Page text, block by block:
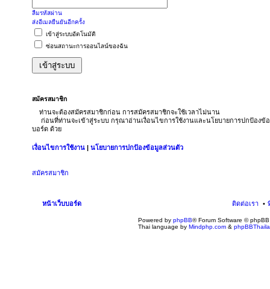
ลืมรหัสผ่าน
ส่งอีเมลยืนยันอีกครั้ง
เข้าสู่ระบบอัตโนมัติ
ซ่อนสถานะการออนไลน์ของฉัน
สมัครสมาชิก
ท่านจะต้องสมัครสมาชิกก่อน การสมัครสมาชิกจะใช้เวลาไม่นาน
ก่อนที่ท่านจะเข้าสู่ระบบ กรุณาอ่านเงื่อนไขการใช้งานและนโยบายการปกป้อง
บอร์ด ด้วย
เงื่อนไขการใช้งาน | นโยบายการปกป้องข้อมูลส่วนตัว
สมัครสมาชิก
หน้าเว็บบอร์ด ติดต่อเรา
Powered by phpBB® Forum Software © phpBB
Thai language by Mindphp.com &